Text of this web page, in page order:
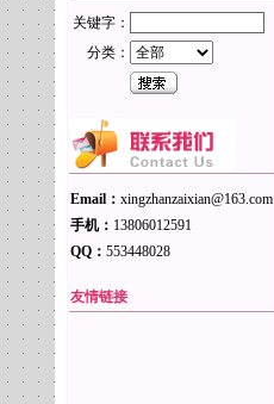
关键字：
分类：
Email： xingzhanzaixian@163.com
手机： 13806012591
QQ： 553448028
友情链接